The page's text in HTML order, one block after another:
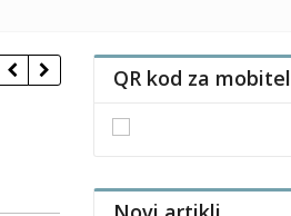
QR kod za mobitel